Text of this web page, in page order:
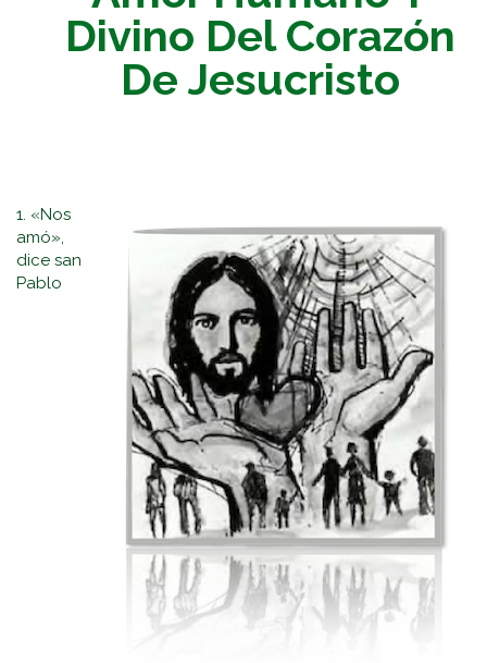
Divino Del Corazón
De Jesucristo
1. «Nos
amó»,
dice san
Pablo